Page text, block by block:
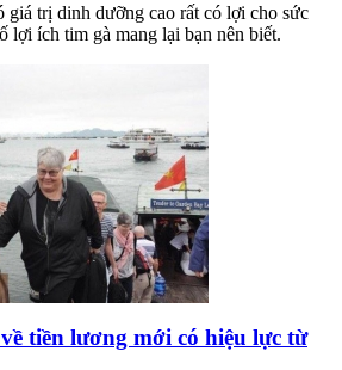
giá trị dinh dưỡng cao rất có lợi cho sức
lợi ích tim gà mang lại bạn nên biết.
tiền lương mới có hiệu lực từ